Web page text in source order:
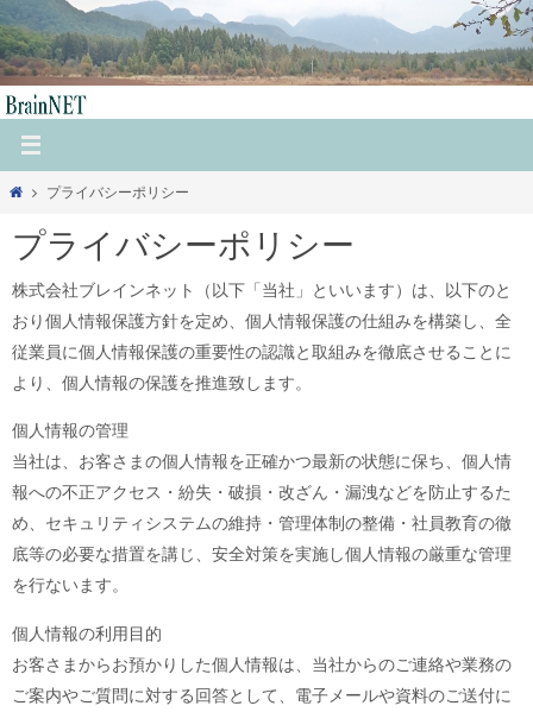
コ
ン
テ
ン
へ
ス
キ
プ
ホ
ム
プライバシーポリシー
プライバシーポリシー
株式会社ブレインネット（以下「当社」といいます）は、以下のと
おり個人情報保護方針を定め、個人情報保護の仕組みを構築し、全
従業員に個人情報保護の重要性の認識と取組みを徹底させることに
より、個人情報の保護を推進致します。
個人情報の管理
当社は、お客さまの個人情報を正確かつ最新の状態に保ち、個人情
報への不正アクセス・紛失・破損・改ざん・漏洩などを防止するた
め、セキュリティシステムの維持・管理体制の整備・社員教育の徹
底等の必要な措置を講じ、安全対策を実施し個人情報の厳重な管理
を行ないます。
個人情報の利用目的
お客さまからお預かりした個人情報は、当社からのご連絡や業務の
ご案内やご質問に対する回答として、電子メールや資料のご送付に